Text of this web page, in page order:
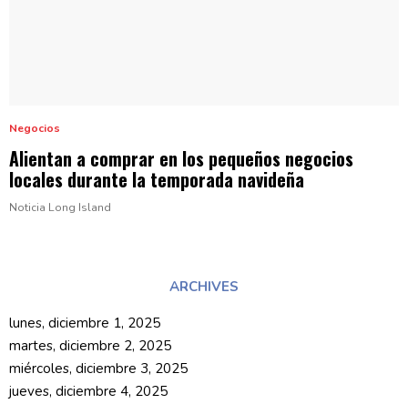
Negocios
Alientan a comprar en los pequeños negocios
locales durante la temporada navideña
Noticia Long Island
ARCHIVES
lunes, diciembre 1, 2025
martes, diciembre 2, 2025
miércoles, diciembre 3, 2025
jueves, diciembre 4, 2025